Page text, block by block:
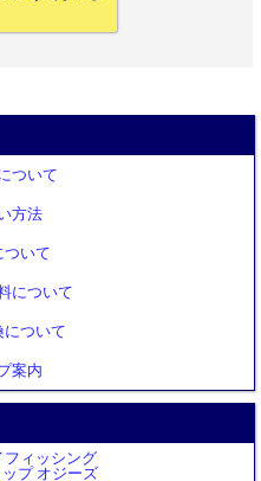
ついて
方法
ついて
について
について
案内
フィッシング
プ オジーズ